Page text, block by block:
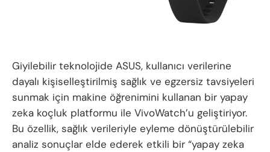
Giyilebilir teknolojide ASUS, kullanıcı verilerine
dayalı kişiselleştirilmiş sağlık ve egzersiz tavsiyeleri
sunmak için makine öğrenimini kullanan bir yapay
zeka koçluk platformu ile VivoWatch’u geliştiriyor.
Bu özellik, sağlık verileriyle eyleme dönüştürülebilir
analiz sonuçlar elde ederek etkili bir “yapay zeka